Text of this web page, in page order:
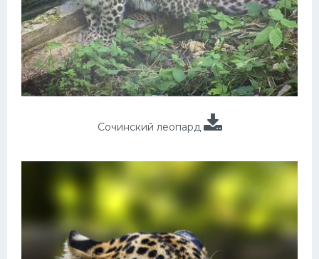
Сочинский леопард